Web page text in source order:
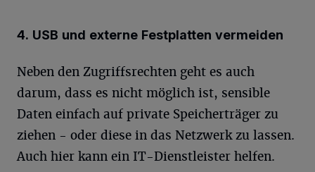
4. USB und externe Festplatten vermeiden
Neben den Zugriffsrechten geht es auch
darum, dass es nicht möglich ist, sensible
Daten einfach auf private Speicherträger zu
ziehen - oder diese in das Netzwerk zu lassen.
Auch hier kann ein IT-Dienstleister helfen.